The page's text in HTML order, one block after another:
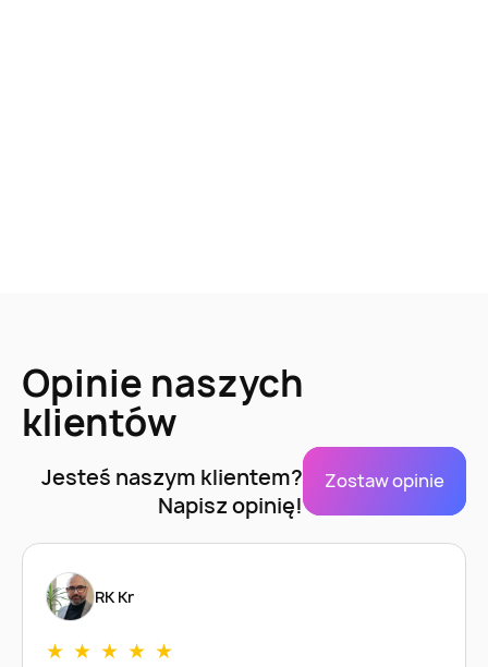
Opinie naszych
klientów
Jesteś naszym klientem?
Napisz opinię!
Zostaw opinie
RK Kr
★ ★ ★ ★ ★